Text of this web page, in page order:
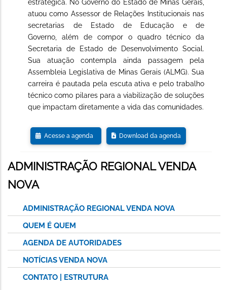
estratégica. No Governo do Estado de Minas Gerais,
atuou como Assessor de Relações Institucionais nas
secretarias de Estado de Educação e de
Governo, além de compor o quadro técnico da
Secretaria de Estado de Desenvolvimento Social.
Sua atuação contempla ainda passagem pela
Assembleia Legislativa de Minas Gerais (ALMG). Sua
carreira é pautada pela escuta ativa e pelo trabalho
técnico como pilares para a viabilização de soluções
que impactam diretamente a vida das comunidades.
Acesse a agenda Download da agenda
ADMINISTRAÇÃO REGIONAL VENDA
NOVA
ADMINISTRAÇÃO REGIONAL VENDA NOVA
QUEM É QUEM
AGENDA DE AUTORIDADES
NOTÍCIAS VENDA NOVA
CONTATO | ESTRUTURA